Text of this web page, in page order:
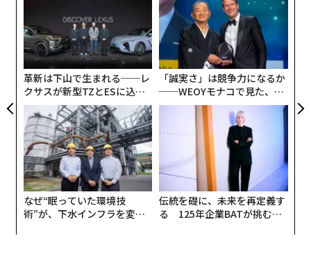
革新は下山で生まれる──レ
クサスが新型TZとESに込め
た「DISCOVER」の哲学
「誠実さ」は競争力になるか
──WEOYモナコで見た、く
ら寿司の経営哲学
なぜ“眠っていた環境技
術”が、下水インフラを変え
伝統を礎に、未来を再定義す
る 125年企業BATが挑むス